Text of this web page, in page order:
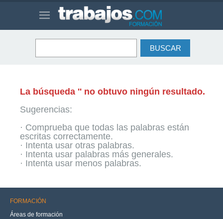
La búsqueda '' no obtuvo ningún resultado.
Sugerencias:
· Comprueba que todas las palabras están
escritas correctamente.
· Intenta usar otras palabras.
· Intenta usar palabras más generales.
· Intenta usar menos palabras.
FORMACIÓN
Áreas de formación